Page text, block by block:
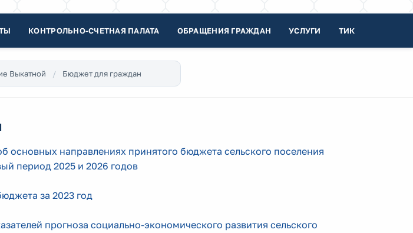
КОНТРОЛЬНО-СЧЕТНАЯ ПАЛАТА ОБРАЩЕНИЯ ГРАЖДАН УСЛУГИ ТИК
Выкатной Бюджет для граждан
направлениях принятого бюджета сельского поселения
период 2025 и 2026 годов
за 2023 год
прогноза социально-экономического развития сельского